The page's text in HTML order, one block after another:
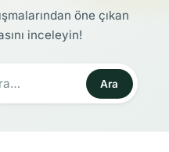
öne çıkan
inceleyin!
Ara